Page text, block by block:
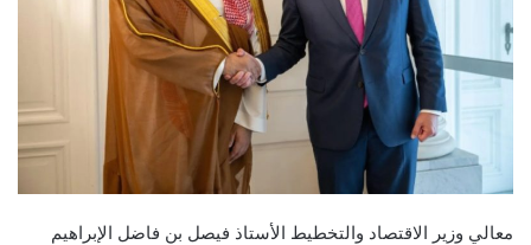
معالي وزير الاقتصاد والتخطيط الأستاذ فيصل بن فاضل الإبراهيم